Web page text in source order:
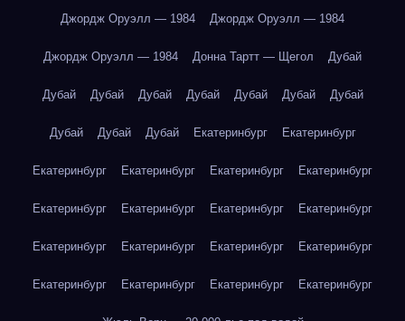
Джордж Оруэлл — 1984 Джордж Оруэлл — 1984
Джордж Оруэлл — 1984 Донна Тартт — Щегол Дубай
Дубай Дубай Дубай Дубай Дубай Дубай Дубай
Дубай Дубай Дубай Екатеринбург Екатеринбург
Екатеринбург Екатеринбург Екатеринбург Екатеринбург
Екатеринбург Екатеринбург Екатеринбург Екатеринбург
Екатеринбург Екатеринбург Екатеринбург Екатеринбург
Екатеринбург Екатеринбург Екатеринбург Екатеринбург